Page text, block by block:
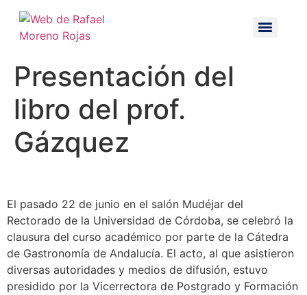
Presentación del
libro del prof.
Gázquez
El pasado 22 de junio en el salón Mudéjar del
Rectorado de la Universidad de Córdoba, se celebró la
clausura del curso académico por parte de la Cátedra
de Gastronomía de Andalucía. El acto, al que asistieron
diversas autoridades y medios de difusión, estuvo
presidido por la Vicerrectora de Postgrado y Formación